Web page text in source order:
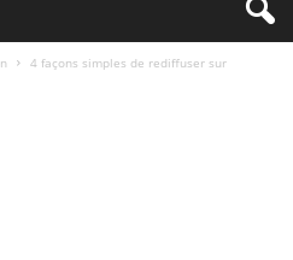
4 façons simples de rediffuser sur